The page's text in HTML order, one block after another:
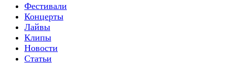
Фестивали
Концерты
Лайвы
Клипы
Новости
Статьи